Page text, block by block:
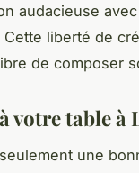
audacieuse
liberté de
de composer
votre table
une